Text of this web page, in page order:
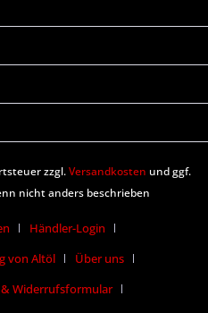
zzgl.Versandkosten und ggf.
nicht anders beschrieben
Händler-Login
von Altöl
Über uns
Widerrufsformular